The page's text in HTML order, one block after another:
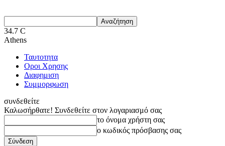
34.7 C
Athens
Ταυτοτητα
Οροι Χρησης
Διαφημιση
Συμμορφωση
συνδεθείτε
Καλωσήρθατε! Συνδεθείτε στον λογαριασμό σας
το όνομα χρήστη σας
ο κωδικός πρόσβασης σας